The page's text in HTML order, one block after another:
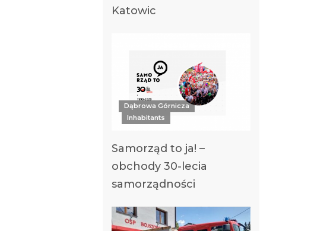
Katowic
Dąbrowa Górnicza
Inhabitants
Samorząd to ja! –
obchody 30-lecia
samorządności